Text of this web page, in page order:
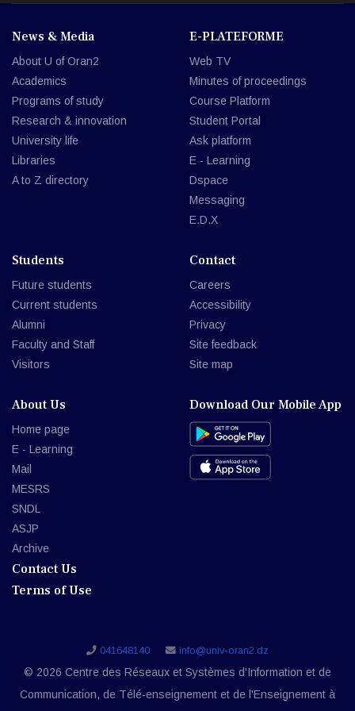
News & Media
About U of Oran2
Academics
Programs of study
Research & innovation
University life
Libraries
A to Z directory
E-PLATEFORME
Web TV
Minutes of proceedings
Course Platform
Student Portal
Ask platform
E - Learning
Dspace
Messaging
E.D.X
Students
Future students
Current students
Alumni
Faculty and Staff
Visitors
Contact
Careers
Accessibility
Privacy
Site feedback
Site map
About Us
Home page
E - Learning
Mail
MESRS
SNDL
ASJP
Archive
Contact Us
Terms of Use
Download Our Mobile App
041648140 info@univ-oran2.dz
© 2026 Centre des Réseaux et Systèmes d'Information et de
Communication, de Télé-enseignement et de l'Enseignement à